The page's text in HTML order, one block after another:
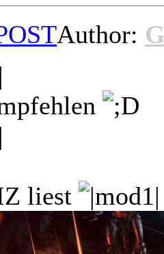
Author:
liest